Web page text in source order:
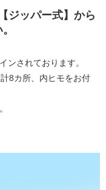
ジッパー式】から
ンされております。
8カ所、内ヒモをお付